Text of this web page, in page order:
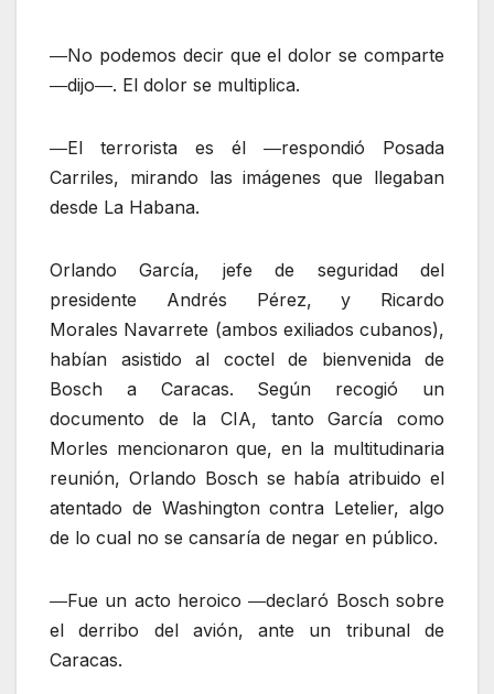
―No podemos decir que el dolor se comparte
―dijo―. El dolor se multiplica.
―El terrorista es él ―respondió Posada
Carriles, mirando las imágenes que llegaban
desde La Habana.
Orlando García, jefe de seguridad del
presidente Andrés Pérez, y Ricardo
Morales Navarrete (ambos exiliados cubanos),
habían asistido al coctel de bienvenida de
Bosch a Caracas. Según recogió un
documento de la CIA, tanto García como
Morles mencionaron que, en la multitudinaria
reunión, Orlando Bosch se había atribuido el
atentado de Washington contra Letelier, algo
de lo cual no se cansaría de negar en público.
―Fue un acto heroico ―declaró Bosch sobre
el derribo del avión, ante un tribunal de
Caracas.